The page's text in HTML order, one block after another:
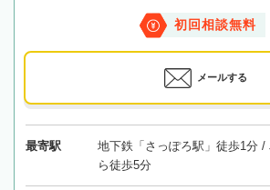
初回相談無料
メールする
最寄駅
地下鉄「さっぽろ駅」徒歩1分
ら徒歩5分